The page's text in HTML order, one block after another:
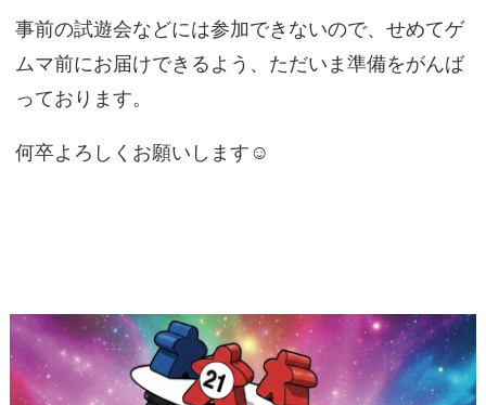
事前の試遊会などには参加できないので、せめてゲ
ムマ前にお届けできるよう、ただいま準備をがんば
っております。
何卒よろしくお願いします☺